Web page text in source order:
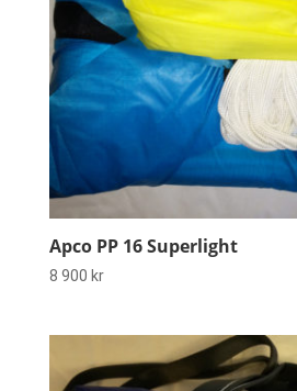
Apco PP 16 Superlight
8 900 kr